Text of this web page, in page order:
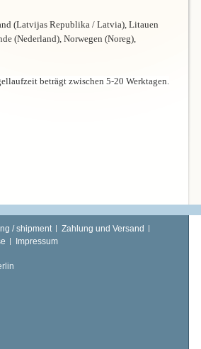
(Latvijas Republika / Latvia), Litauen
(Nederland), Norwegen (Noreg),
beträgt zwischen 5-20 Werktagen.
/ shipment
Zahlung und Versand
Impressum